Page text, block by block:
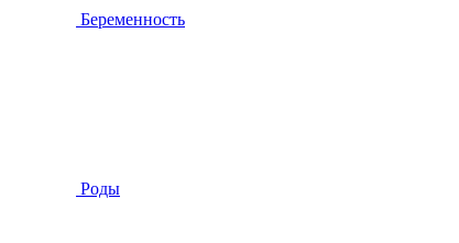
Беременность
Роды